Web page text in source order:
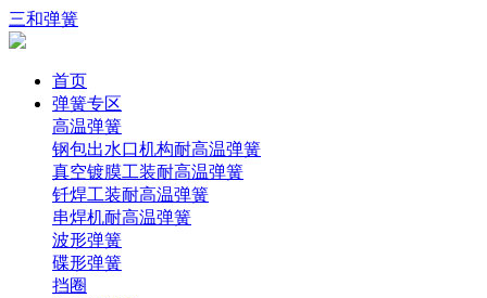
三和弹簧
首页
弹簧专区
高温弹簧
钢包出水口机构耐高温弹簧
真空镀膜工装耐高温弹簧
钎焊工装耐高温弹簧
串焊机耐高温弹簧
波形弹簧
碟形弹簧
挡圈